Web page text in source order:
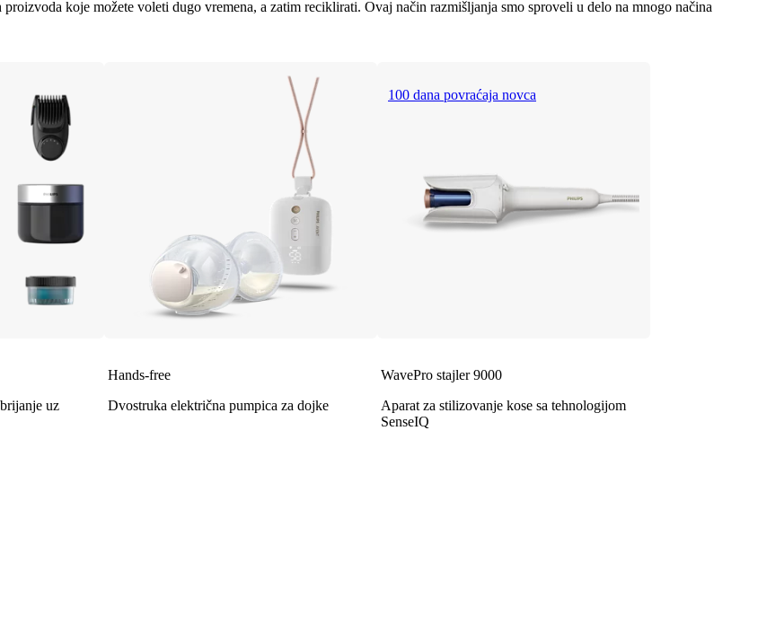
koje možete voleti dugo vremena, a zatim reciklirati. Ovaj način razmišljanja smo sproveli u delo na mnogo načina
uz
Hands-free
Dvostruka električna pumpica za dojke
100 dana povraćaja novca
WavePro stajler 9000
Aparat za stilizovanje kose sa tehnologijom
SenseIQ